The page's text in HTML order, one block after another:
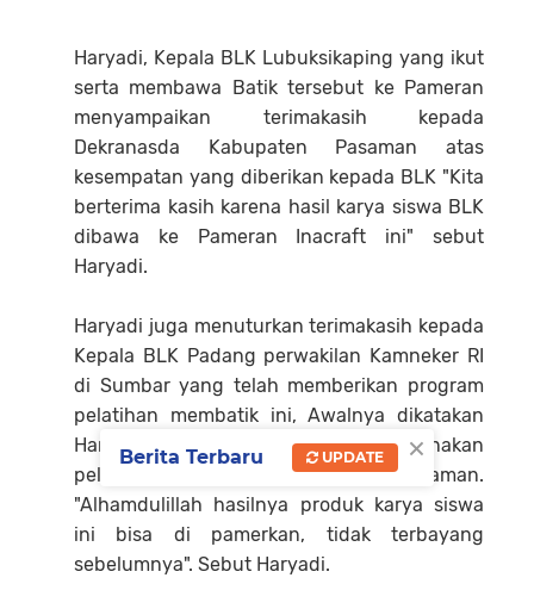
Haryadi, Kepala BLK Lubuksikaping yang ikut
serta membawa Batik tersebut ke Pameran
menyampaikan terimakasih kepada
Dekranasda Kabupaten Pasaman atas
kesempatan yang diberikan kepada BLK "Kita
berterima kasih karena hasil karya siswa BLK
dibawa ke Pameran Inacraft ini" sebut
Haryadi.
Haryadi juga menuturkan terimakasih kepada
Kepala BLK Padang perwakilan Kamneker RI
di Sumbar yang telah memberikan program
pelatihan membatik ini, Awalnya dikatakan
Haryadi sempat ragu untuk melaksanakan
pelatihan membatik ini di Pasaman.
"Alhamdulillah hasilnya produk karya siswa
ini bisa di pamerkan, tidak terbayang
sebelumnya". Sebut Haryadi.
×
Berita Terbaru UPDATE